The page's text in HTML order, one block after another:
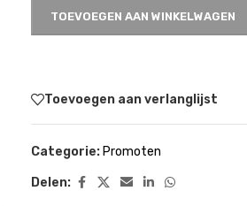
TOEVOEGEN AAN WINKELWAGEN
Toevoegen aan verlanglijst
Categorie: Promoten
Delen: